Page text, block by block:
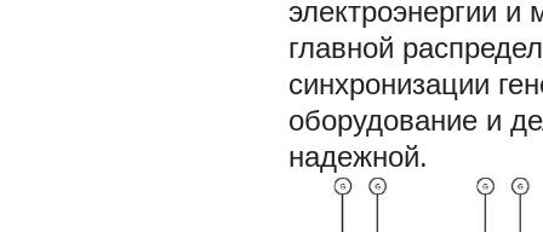
электроэнергии
главной
синхронизации
оборудование и
надежной.